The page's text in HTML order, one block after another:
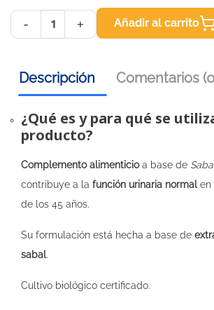
- + Añadir al carrito
Descripción Comentarios
¿Qué es y para qué se
producto?
Complemento alimenticioa base de
contribuye a la función urinaria normalen
de los 45 años.
Su formulación está hecha a base de
sabal.
Cultivo biológico certificado.